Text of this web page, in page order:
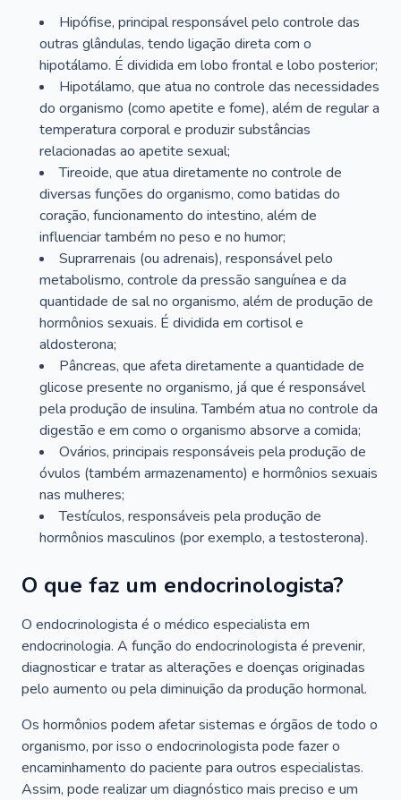
Hipófise, principal responsável pelo controle das
outras glândulas, tendo ligação direta com o
hipotálamo. É dividida em lobo frontal e lobo posterior;
Hipotálamo, que atua no controle das necessidades
do organismo (como apetite e fome), além de regular a
temperatura corporal e produzir substâncias
relacionadas ao apetite sexual;
Tireoide, que atua diretamente no controle de
diversas funções do organismo, como batidas do
coração, funcionamento do intestino, além de
influenciar também no peso e no humor;
Suprarrenais (ou adrenais), responsável pelo
metabolismo, controle da pressão sanguínea e da
quantidade de sal no organismo, além de produção de
hormônios sexuais. É dividida em cortisol e
aldosterona;
Pâncreas, que afeta diretamente a quantidade de
glicose presente no organismo, já que é responsável
pela produção de insulina. Também atua no controle da
digestão e em como o organismo absorve a comida;
Ovários, principais responsáveis pela produção de
óvulos (também armazenamento) e hormônios sexuais
nas mulheres;
Testículos, responsáveis pela produção de
hormônios masculinos (por exemplo, a testosterona).
O que faz um endocrinologista?
O endocrinologista é o médico especialista em
endocrinologia. A função do endocrinologista é prevenir,
diagnosticar e tratar as alterações e doenças originadas
pelo aumento ou pela diminuição da produção hormonal.
Os hormônios podem afetar sistemas e órgãos de todo o
organismo, por isso o endocrinologista pode fazer o
encaminhamento do paciente para outros especialistas.
Assim, pode realizar um diagnóstico mais preciso e um